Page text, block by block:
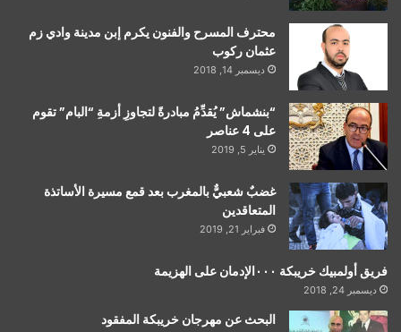
محترف المسرح والفنون يكرم إبن مدينة وادي زم
عثمان ركوب
ديسمبر 14, 2018
“بنشماش” يُقدِّمُ مبادرةً لتجاوزِ أزمةِ “البام” تقوم
على 4 عناصر
يناير 5, 2019
غضبٌ شعبيٌّ بالمغرب بعد قمع مسيرة الأساتذة
المتعاقدين
فبراير 21, 2019
فريق أولمبيك خريبكة ٠٠٠الإدمان على الهزيمة
ديسمبر 24, 2018
البحث عن مهرجان خريبكة المفقود